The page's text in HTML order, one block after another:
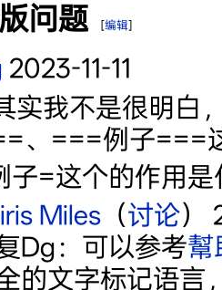
问题 [编辑]
2023-11-11
实我不是很明白
、===例子===
子=这个的作用
Miles（讨论）
Dg：可以参考幫
的文字标记语言